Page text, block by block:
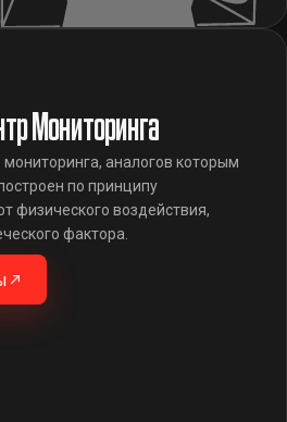
Мониторинга
аналогов которым
по принципу
физического воздействия,
фактора.